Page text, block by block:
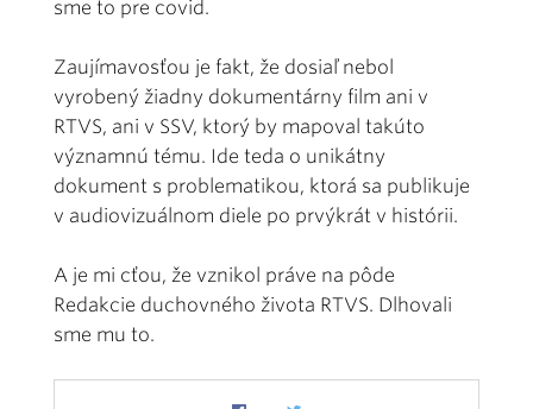
sme to pre covid.
Zaujímavosťou je fakt, že dosiaľ nebol
vyrobený žiadny dokumentárny film ani v
RTVS, ani v SSV, ktorý by mapoval takúto
významnú tému. Ide teda o unikátny
dokument s problematikou, ktorá sa publikuje
v audiovizuálnom diele po prvýkrát v histórii.
A je mi cťou, že vznikol práve na pôde
Redakcie duchovného života RTVS. Dlhovali
sme mu to.